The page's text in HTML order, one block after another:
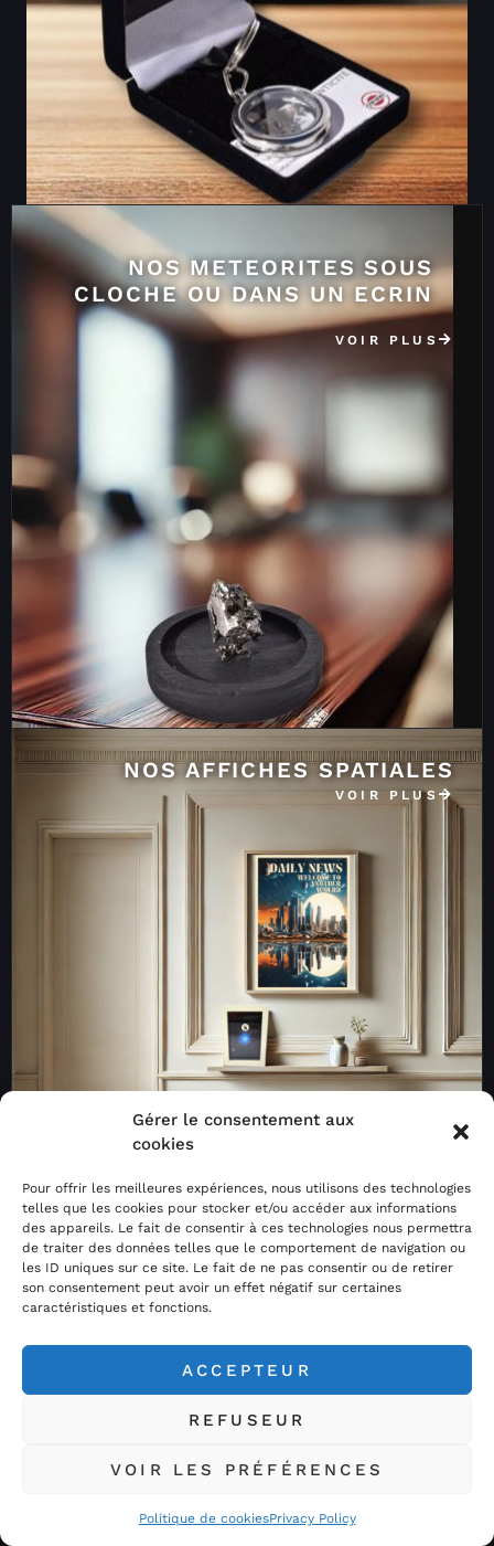
Gérer le consentement aux
cookies
Pour offrir les meilleures expériences, nous utilisons des technologies
telles que les cookies pour stocker et/ou accéder aux informations
des appareils. Le fait de consentir à ces technologies nous permettra
de traiter des données telles que le comportement de navigation ou
les ID uniques sur ce site. Le fait de ne pas consentir ou de retirer
son consentement peut avoir un effet négatif sur certaines
caractéristiques et fonctions.
ACCEPTEUR
REFUSEUR
VOIR LES PRÉFÉRENCES
Politique de cookiesPrivacy Policy
NOS METEORITES SOUS
CLOCHE OU DANS UN ECRIN
VOIR PLUS
NOS AFFICHES SPATIALES
VOIR PLUS
spécialiste de l’astrophotographie et des météorites sous